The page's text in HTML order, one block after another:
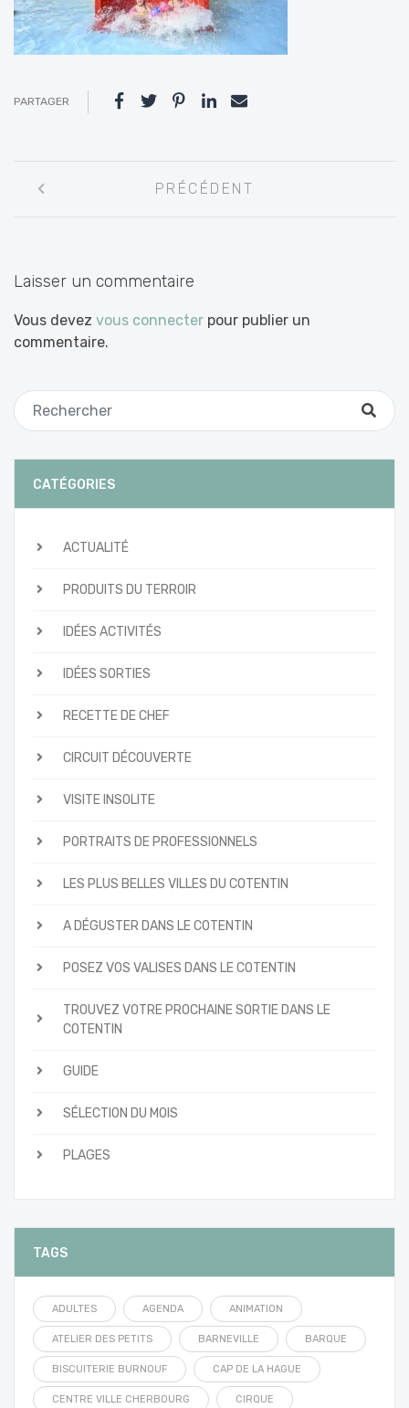
PARTAGER
entre
PRÉCÉDENT
Laisser un commentaire
Vous devez vous connecter pour publier un
commentaire.
CATÉGORIES
ACTUALITÉ
PRODUITS DU TERROIR
IDÉES ACTIVITÉS
IDÉES SORTIES
RECETTE DE CHEF
CIRCUIT DÉCOUVERTE
VISITE INSOLITE
PORTRAITS DE PROFESSIONNELS
LES PLUS BELLES VILLES DU COTENTIN
A DÉGUSTER DANS LE COTENTIN
POSEZ VOS VALISES DANS LE COTENTIN
TROUVEZ VOTRE PROCHAINE SORTIE DANS LE
COTENTIN
GUIDE
SÉLECTION DU MOIS
PLAGES
TAGS
ADULTES AGENDA ANIMATION
ATELIER DES PETITS BARNEVILLE BARQUE
BISCUITERIE BURNOUF CAP DE LA HAGUE
CENTRE VILLE CHERBOURG CIRQUE